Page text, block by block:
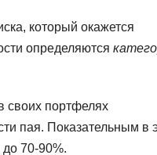
который окажется
определяются
своих портфелях
пая. Показательным в
70-90%.